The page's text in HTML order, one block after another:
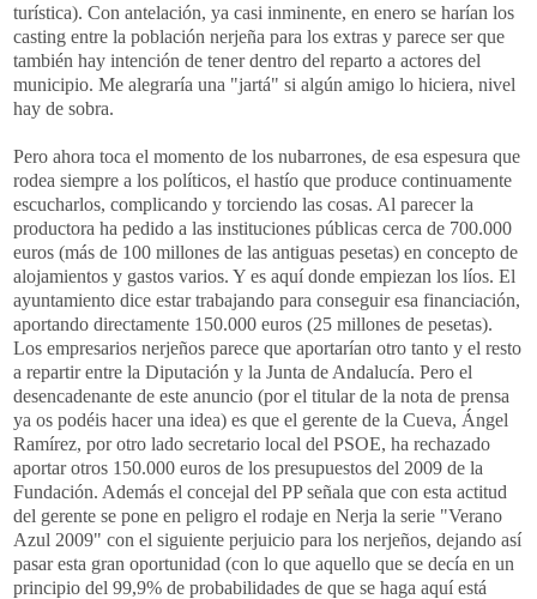
turística). Con antelación, ya casi inminente, en enero se harían los
casting entre la población nerjeña para los extras y parece ser que
también hay intención de tener dentro del reparto a actores del
municipio. Me alegraría una "jartá" si algún amigo lo hiciera, nivel
hay de sobra.
Pero ahora toca el momento de los nubarrones, de esa espesura que
rodea siempre a los políticos, el hastío que produce continuamente
escucharlos, complicando y torciendo las cosas. Al parecer la
productora ha pedido a las instituciones públicas cerca de 700.000
euros (más de 100 millones de las antiguas pesetas) en concepto de
alojamientos y gastos varios. Y es aquí donde empiezan los líos. El
ayuntamiento dice estar trabajando para conseguir esa financiación,
aportando directamente 150.000 euros (25 millones de pesetas).
Los empresarios nerjeños parece que aportarían otro tanto y el resto
a repartir entre la Diputación y la Junta de Andalucía. Pero el
desencadenante de este anuncio (por el titular de la nota de prensa
ya os podéis hacer una idea) es que el gerente de la Cueva, Ángel
Ramírez, por otro lado secretario local del PSOE, ha rechazado
aportar otros 150.000 euros de los presupuestos del 2009 de la
Fundación. Además el concejal del PPseñala que con esta actitud
del gerente se pone en peligro el rodaje en Nerja la serie "Verano
Azul 2009" con el siguiente perjuicio para los nerjeños, dejando así
pasar esta gran oportunidad (con lo que aquello que se decía en un
principio del 99,9% de probabilidades de que se haga aquí está